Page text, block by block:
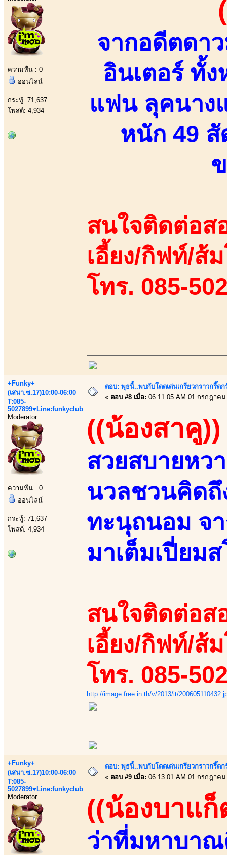
ความหื่น : 0
ออนไลน์
กระทู้: 71,637
โพสต์: 4,934
จากอดีตดา
อินเตอร์ ทั้
แฟน ลุคนาง
หนัก 49 สั
สนใจติดต่อส
เอี้ยง/กิฟท์/ส้
โทร. 085-
+Funky+
(เสนา.ซ.17)10:00-06:00
T:085-
5027899♥Line:funkyclub
Moderator
ความหื่น : 0
ออนไลน์
กระทู้: 71,637
โพสต์: 4,934
ตอบ: พุธนี้..พบกับโดดเด่นเกรียวกราวกรี๊
« ตอบ #8 เมื่อ: 06:11:05 AM 01 กรกฎาคม
((น้องสาคู))
สวยสบายหว
นวลชวนคิดถึ
ทะนุถนอม จา
มาเต็มเปี่ยม
สนใจติดต่อส
เอี้ยง/กิฟท์/ส้
โทร. 085-
http://image.free.in.th/v/2013/it/
+Funky+
(เสนา.ซ.17)10:00-06:00
T:085-
5027899♥Line:funkyclub
Moderator
ตอบ: พุธนี้..พบกับโดดเด่นเกรียวกราวกรี๊
« ตอบ #9 เมื่อ: 06:13:01 AM 01 กรกฎาคม
((น้องบาแก็
ว่าที่มหาบา